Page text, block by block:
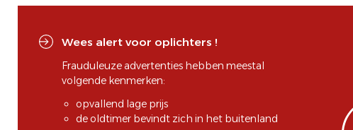
Wees alert voor oplichters !
Frauduleuze advertenties hebben meestal
volgende kenmerken:
opvallend lage prijs
de oldtimer bevindt zich in het buitenland